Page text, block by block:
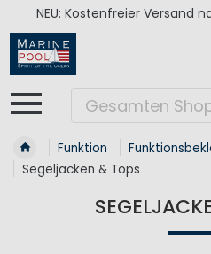
RÉGATES
Funktion
Segeljacken & Tops